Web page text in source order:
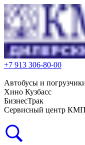
+7 913 306-80-00
Автобусы и
Хино Кузбасс
БизнесТрак
Сервисный центр